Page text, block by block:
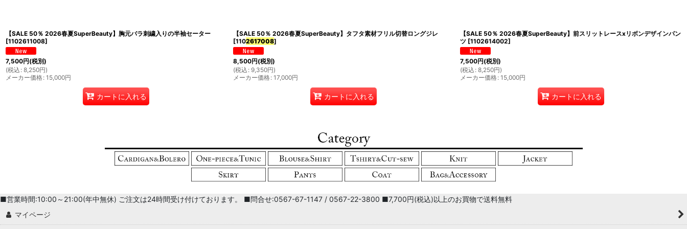
絞り込む
【SALE 50％ 2026春夏SuperBeauty】胸元バラ刺繍入りの半袖セーター
[1102611008]
7,500円(税別)
(税込 : 8,250円)
メーカー価格: 15,000円
カートに入れる
【SALE 50％ 2026春夏SuperBeauty】タフタ素材フリル切替ロングジレ
[1102617008]
8,500円(税別)
(税込 : 9,350円)
メーカー価格: 17,000円
カートに入れる
【SALE 50％ 2026春夏SuperBeauty】前スリットレースxリボンデザインパン
ツ [1102614002]
7,500円(税別)
(税込 : 8,250円)
メーカー価格: 15,000円
カートに入れる
■営業時間:10:00～21:00(年中無休) ご注文は24時間受け付けております。 ■問合せ:0567-67-1147 / 0567-22-3800 ■7,700円(税込)以上のお買物で送料無料
マイページ